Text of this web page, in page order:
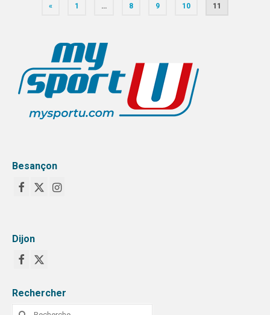
Pagination
publications
« 1 … 8 9 10 11
Besançon
Dijon
Rechercher
Rechercher